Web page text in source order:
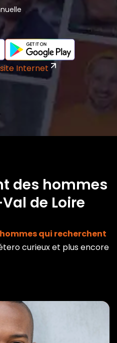
Internet
des hommes
de Loire
hommes qui recherchent
curieux et plus encore